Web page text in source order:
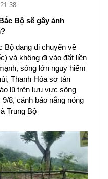
Bộ sẽ gây ảnh
Bộ đang di chuyển về
và không đi vào đất liền
sóng lớn nguy hiểm
Thanh Hóa sơ tán
lũ trên lưu vực sông
8, cảnh báo nắng nóng
Trung Bộ